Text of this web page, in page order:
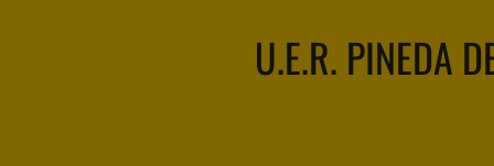
U.E.R. PINEDA